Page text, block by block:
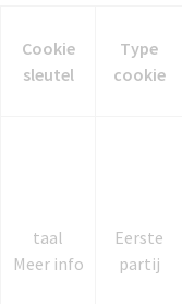
Cookie
sleutel
Type
cookie
taal
Meer info
Eerste
partij